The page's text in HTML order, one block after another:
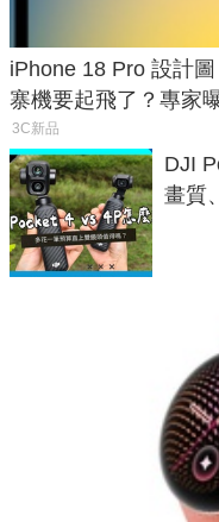
iPhone 18 Pro 設計
寨機要起飛了？專家
3C新品
DJI
畫質